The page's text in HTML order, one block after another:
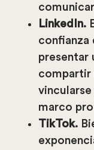
LinkedIn.
confianza
presentar
compartir
marco
TikTok.